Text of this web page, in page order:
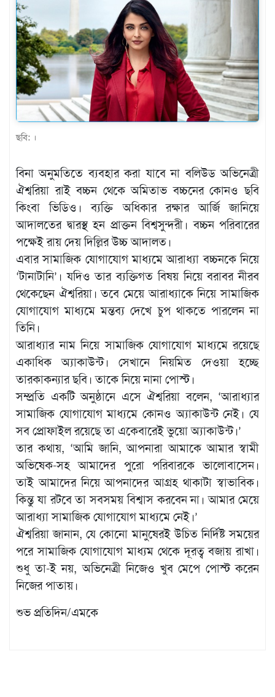
খেলাধুলা
বিনোদন
এক্সক্লুসিভ
শিক্ষাঙ্গন
অর্থনীতি
মতামত
লাইফস্টাইল
ছবি: ।
বিনা অনুমতিতে ব্যবহার করা যাবে না বলিউড অভিনেত্রী
ঐশ্বরিয়া রাই বচ্চন থেকে অমিতাভ বচ্চনের কোনও ছবি
কিংবা ভিডিও। ব্যক্তি অধিকার রক্ষার আর্জি জানিয়ে
আদালতের দ্বারস্থ হন প্রাক্তন বিশ্বসুন্দরী। বচ্চন পরিবারের
পক্ষেই রায় দেয় দিল্লির উচ্চ আদালত।
এবার সামাজিক যোগাযোগ মাধ্যমে আরাধ্যা বচ্চনকে নিয়ে
‘টানাটানি’। যদিও তার ব্যক্তিগত বিষয় নিয়ে বরাবর নীরব
থেকেছেন ঐশ্বরিয়া। তবে মেয়ে আরাধ্যাকে নিয়ে সামাজিক
যোগাযোগ মাধ্যমে মন্তব্য দেখে চুপ থাকতে পারলেন না
তিনি।
আরাধ্যার নাম নিয়ে সামাজিক যোগাযোগ মাধ্যমে রয়েছে
একাধিক অ্যাকাউন্ট। সেখানে নিয়মিত দেওয়া হচ্ছে
তারকাকন্যার ছবি। তাকে নিয়ে নানা পোস্ট।
সম্প্রতি একটি অনুষ্ঠানে এসে ঐশ্বরিয়া বলেন, ‘আরাধ্যার
সামাজিক যোগাযোগ মাধ্যমে কোনও অ্যাকাউন্ট নেই। যে
সব প্রোফাইল রয়েছে তা একেবারেই ভুয়ো অ্যাকাউন্ট।’
তার কথায়, ‘আমি জানি, আপনারা আমাকে আমার স্বামী
অভিষেক-সহ আমাদের পুরো পরিবারকে ভালোবাসেন।
তাই আমাদের নিয়ে আপনাদের আগ্রহ থাকাটা স্বাভাবিক।
কিন্তু যা রটবে তা সবসময় বিশ্বাস করবেন না। আমার মেয়ে
আরাধ্যা সামাজিক যোগাযোগ মাধ্যমে নেই।’
ঐশ্বরিয়া জানান, যে কোনো মানুষেরই উচিত নির্দিষ্ট সময়ের
পরে সামাজিক যোগাযোগ মাধ্যম থেকে দূরত্ব বজায় রাখা।
শুধু তা-ই নয়, অভিনেত্রী নিজেও খুব মেপে পোস্ট করেন
নিজের পাতায়।
শুভ প্রতিদিন/এমকে